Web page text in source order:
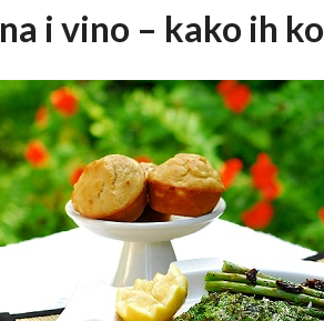
i vino – kako ih